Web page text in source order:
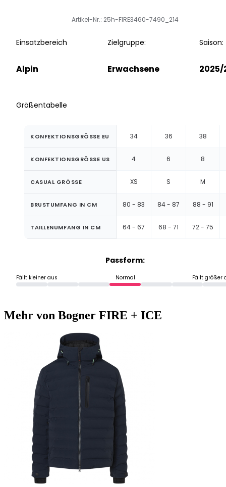
Artikel-Nr.: 25h-FIRE3460-7490_214
Einsatzbereich
Alpin
Zielgruppe:
Erwachsene
Saison:
2025/
Größentabelle
KONFEKTIONSGRÖSSE EU 34 36 38
KONFEKTIONSGRÖSSE US 4 6 8
CASUAL GRÖSSE XS S M
BRUSTUMFANG IN CM 80 - 83 84 - 87 88 - 91
TAILLENUMFANG IN CM 64 - 67 68 - 71 72 - 75
Passform:
Fällt kleiner aus Normal Fällt größer
Mehr von Bogner FIRE + ICE